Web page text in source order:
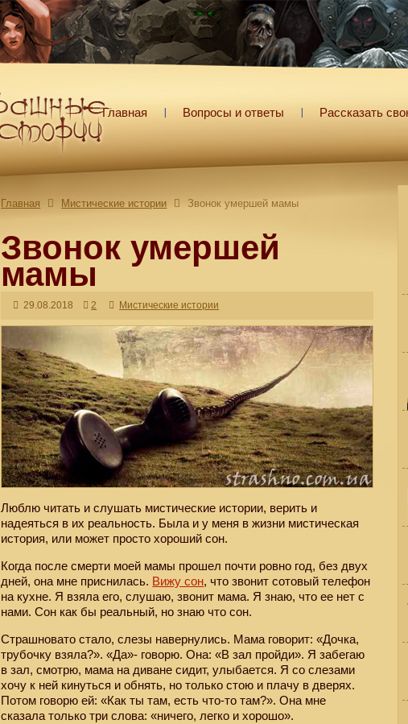
Главная Вопросы и ответы Рассказать
Главная Мистические истории Звонок умершей мамы
Звонок умершей
мамы
29.08.2018 2 Мистические истории
Люблю читать и слушать мистические истории, верить и
надеяться в их реальность. Была и у меня в жизни мистическая
история, или может просто хороший сон.
Когда после смерти моей мамы прошел почти ровно год, без двух
дней, она мне приснилась. Вижу сон, что звонит сотовый телефон
на кухне. Я взяла его, слушаю, звонит мама. Я знаю, что ее нет с
нами. Сон как бы реальный, но знаю что сон.
Страшновато стало, слезы навернулись. Мама говорит: «Дочка,
трубочку взяла?». «Да»- говорю. Она: «В зал пройди». Я забегаю
в зал, смотрю, мама на диване сидит, улыбается. Я со слезами
хочу к ней кинуться и обнять, но только стою и плачу в дверях.
Потом говорю ей: «Как ты там, есть что-то там?». Она мне
сказала только три слова: «ничего, легко и хорошо».